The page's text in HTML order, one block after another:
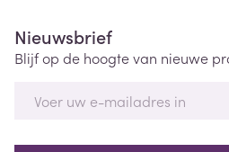
Nieuwsbrief
Blijf op de hoogte van nieuwe